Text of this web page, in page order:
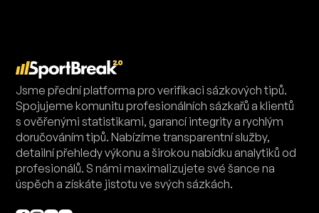
Jsme přední platforma pro verifikaci sázkových tipů.
Spojujeme komunitu profesionálních sázkařů a klientů
s ověřenými statistikami, garancí integrity a rychlým
doručováním tipů. Nabízíme transparentní služby,
detailní přehledy výkonu a širokou nabídku analytiků od
profesionálů. S námi maximalizujete své šance na
úspěch a získáte jistotu ve svých sázkách.